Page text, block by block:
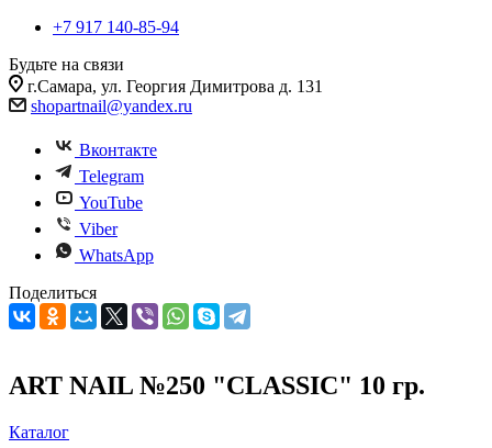
+7 917 140-85-94
Будьте на связи
г.Самара, ул. Георгия Димитрова д. 131
shopartnail@yandex.ru
Вконтакте
Telegram
YouTube
Viber
WhatsApp
Поделиться
ART NAIL №250 "CLASSIC" 10 гр.
Каталог